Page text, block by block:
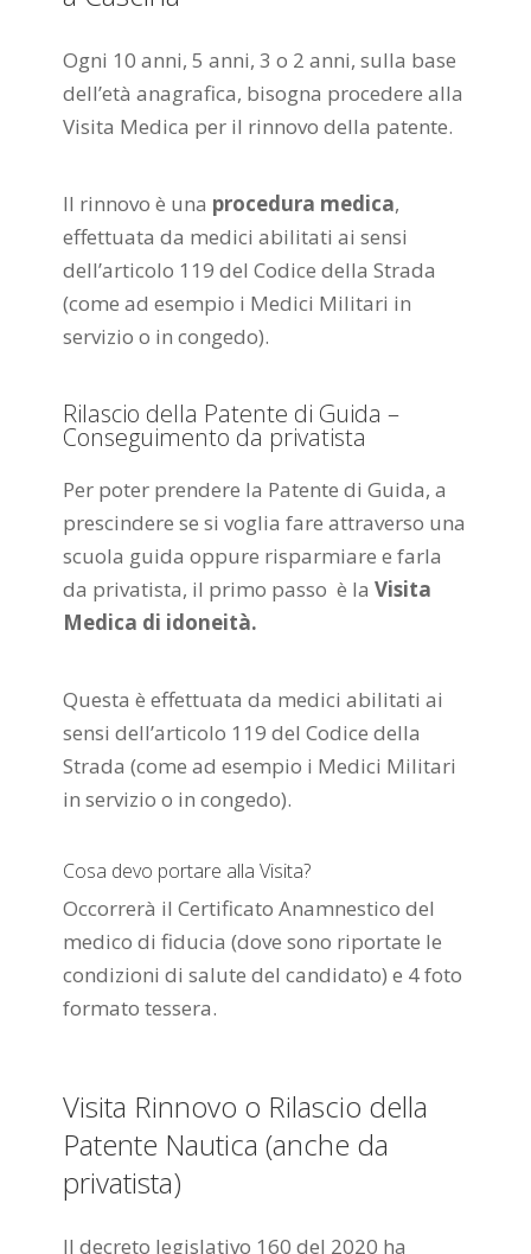
Ogni 10 anni, 5 anni, 3 o 2 anni, sulla base
dell’età anagrafica, bisogna procedere alla
Visita Medica per il rinnovo della patente.
Il rinnovo è una procedura medica,
effettuata da medici abilitati ai sensi
dell’articolo 119 del Codice della Strada
(come ad esempio i Medici Militari in
servizio o in congedo).
Rilascio della Patente di Guida –
Conseguimento da privatista
Per poter prendere la Patente di Guida, a
prescindere se si voglia fare attraverso una
scuola guida oppure risparmiare e farla
da privatista, il primo passo è la Visita
Medica di idoneità.
Questa è effettuata da medici abilitati ai
sensi dell’articolo 119 del Codice della
Strada (come ad esempio i Medici Militari
in servizio o in congedo).
Cosa devo portare alla Visita?
Occorrerà il Certificato Anamnestico del
medico di fiducia (dove sono riportate le
condizioni di salute del candidato) e 4 foto
formato tessera.
Visita Rinnovo o Rilascio della
Patente Nautica (anche da
privatista)
Il decreto legislativo 160 del 2020 ha